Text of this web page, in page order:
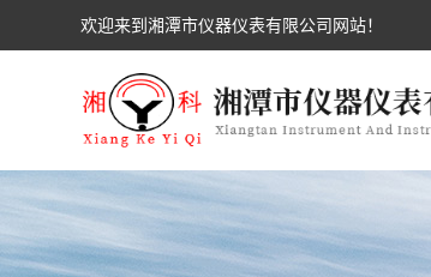
欢迎来到湘潭市仪器仪表有限公司网站！